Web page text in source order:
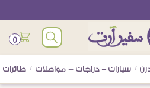
0
/ سيارات – دراجات - مواصلات / طائرات